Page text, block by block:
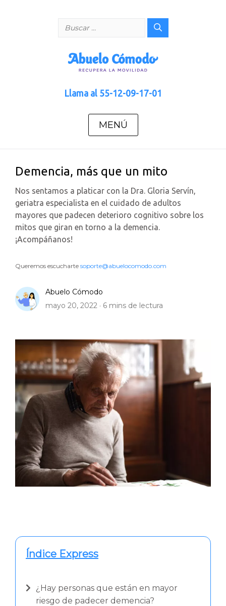
Buscar:
Llama al 55-12-09-17-01
MENÚ
Demencia, más que un mito
Nos sentamos a platicar con la Dra. Gloria Servín,
geriatra especialista en el cuidado de adultos
mayores que padecen deterioro cognitivo sobre los
mitos que giran en torno a la demencia.
¡Acompáñanos!
Abuelo Cómodo
mayo 20, 2022 · 6 mins de lectura
Queremos escucharte soporte@abuelocomodo.com
Índice Express
¿Hay personas que están en mayor
riesgo de padecer demencia?